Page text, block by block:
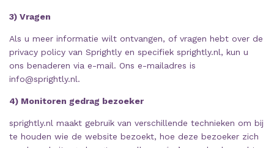
3) Vragen
Als u meer informatie wilt ontvangen, of vragen hebt over de
privacy policy van Sprightly en specifiek sprightly.nl, kun u
ons benaderen via e-mail. Ons e-mailadres is
info@sprightly.nl.
4) Monitoren gedrag bezoeker
sprightly.nl maakt gebruik van verschillende technieken om bij
te houden wie de website bezoekt, hoe deze bezoeker zich